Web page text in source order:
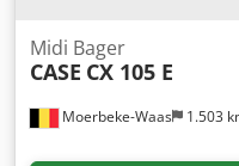
Moerbeke-Waas 1.503
Midi Bager
CASE CX 105 E